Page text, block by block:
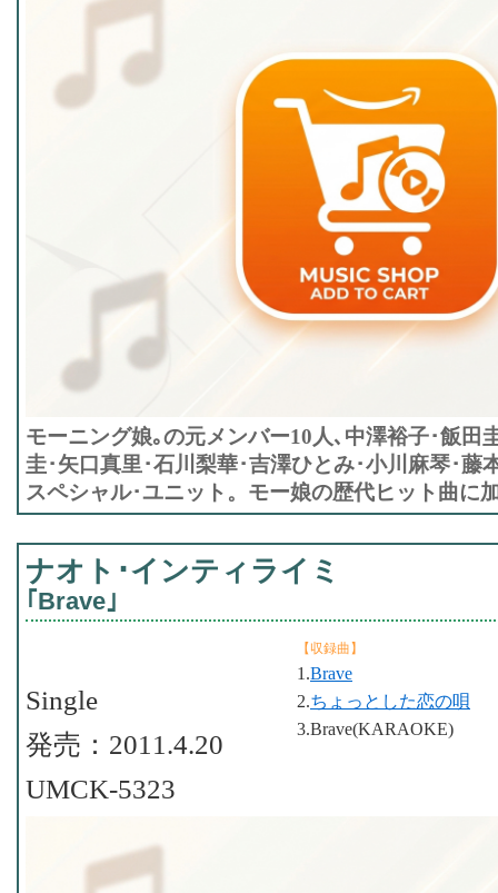
モーニング娘｡の元メンバー10人､中澤裕子･飯田
圭･矢口真里･石川梨華･吉澤ひとみ･小川麻琴･藤
スペシャル･ユニット。モー娘の歴代ヒット曲に
ナオト･インティライミ
｢Brave｣
【収録曲】
1.Brave
2.ちょっとした恋の唄
3.Brave(KARAOKE)
Single
発売：2011.4.20
UMCK-5323